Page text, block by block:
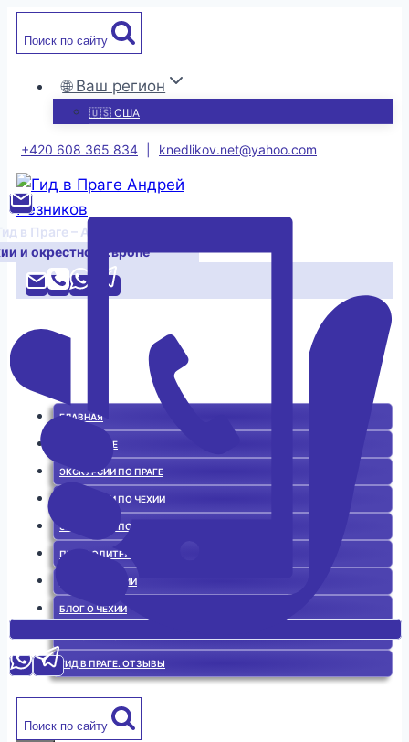
Перейти
Поиск по сайту
🌐 Ваш регион
🇺🇸 США
+420 608 365 834 knedlikov.net@yahoo.com
в Праге – Андрей Резников
и окрестной Европе
ГЛАВНАЯ
ГИД В ПРАГЕ
ЭКСКУРСИИ ПО ПРАГЕ
ЭКСКУРСИИ ПО ЧЕХИИ
ЭКСКУРСИИ ПО ЕВРОПЕ
ПУТЕВОДИТЕЛЬ
ИСТОРИЯ ЧЕХИИ
БЛОГ О ЧЕХИИ
ГИД В ПРАГЕ. ОТЗЫВЫ
Поиск по сайту